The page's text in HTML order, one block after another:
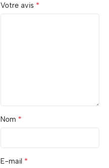
Votre avis *
Nom *
E-mail *